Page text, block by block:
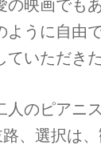
の映画でも
ように自由
いただきた
人のピアニ
路、選択は